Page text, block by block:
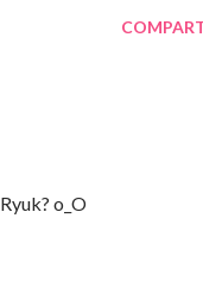
o_O